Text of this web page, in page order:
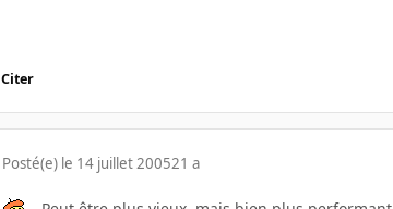
Citer
Posté(e) le 14 juillet 200521 a